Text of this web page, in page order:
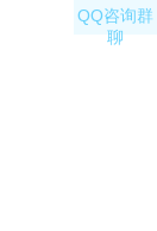
QQ咨询群
聊